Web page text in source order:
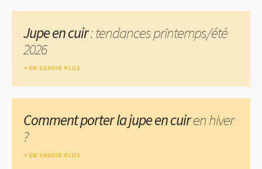
Jupe en cuir: tendances printemps/été
2026
EN SAVOIR PLUS
Comment porter la jupe en cuiren hiver
?
EN SAVOIR PLUS